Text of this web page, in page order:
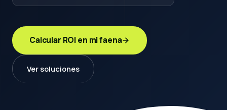
Calcular ROI en mi faena
Ver soluciones